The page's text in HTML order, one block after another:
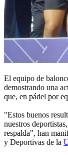
El equipo de
demostrando una
que, en pádel por
"Estos buenos
nuestros
respalda", han
y Deportivas de la